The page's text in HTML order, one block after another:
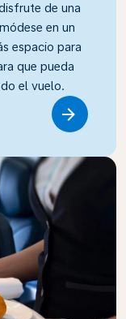
de una
en un
espacio para
que pueda
el vuelo.